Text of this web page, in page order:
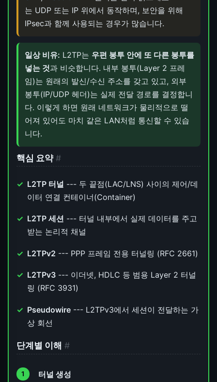
는 UDP 또는 IP 위에서 동작하며, 보안을 위해
IPsec과 함께 사용되는 경우가 많습니다.
일상 비유: L2TP는 우편 봉투 안에 또 다른 봉투를
넣는 것과 비슷합니다. 내부 봉투(Layer 2 프레
임)는 원래의 발신/수신 주소를 갖고 있고, 외부
봉투(IP/UDP 헤더)는 실제 전달 경로를 결정합니
다. 이렇게 하면 원래 네트워크가 물리적으로 떨
어져 있어도 마치 같은 LAN처럼 통신할 수 있습
니다.
핵심 요약 #
L2TP 터널 --- 두 끝점(LAC/LNS) 사이의 제어/데
이터 연결 컨테이너(Container)
L2TP 세션 --- 터널 내부에서 실제 데이터를 주고
받는 논리적 채널
L2TPv2 --- PPP 프레임 전용 터널링 (RFC 2661)
L2TPv3 --- 이더넷, HDLC 등 범용 Layer 2 터널
링 (RFC 3931)
Pseudowire --- L2TPv3에서 세션이 전달하는 가
상 회선
단계별 이해 #
터널 생성